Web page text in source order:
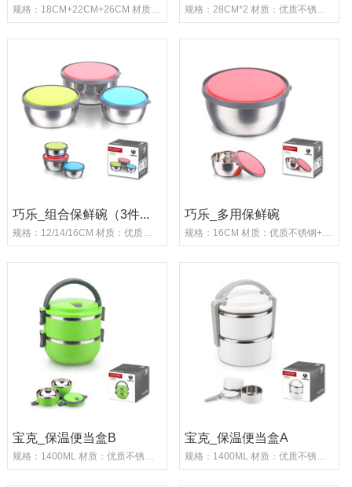
规格：18CM+22CM+26CM 材质：优质不锈钢 ...
巧乐_组合保鲜碗（3件...
规格：12/14/16CM 材质：优质不锈钢+PP塑料...
巧乐_多用保鲜碗
规格：16CM 材质：优质不锈钢+PP塑料 重量：1...
宝克_保温便当盒B 宝克_保温便当盒A